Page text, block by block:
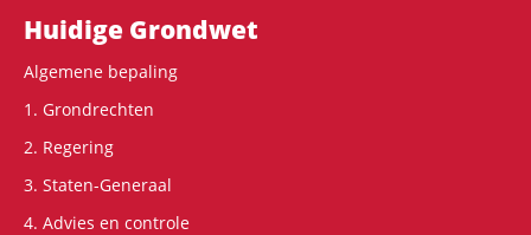
Hoofdnavigatie
Huidige Grondwet
Algemene bepaling
1. Grondrechten
2. Regering
3. Staten-Generaal
4. Advies en controle